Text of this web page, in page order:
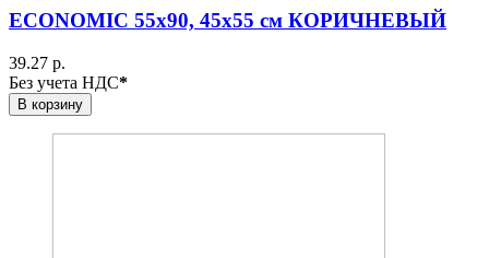
ECONOMIC 55х90, 45х55 см КОРИЧНЕВЫЙ
39.27 р.
Без учета НДС*
В корзину